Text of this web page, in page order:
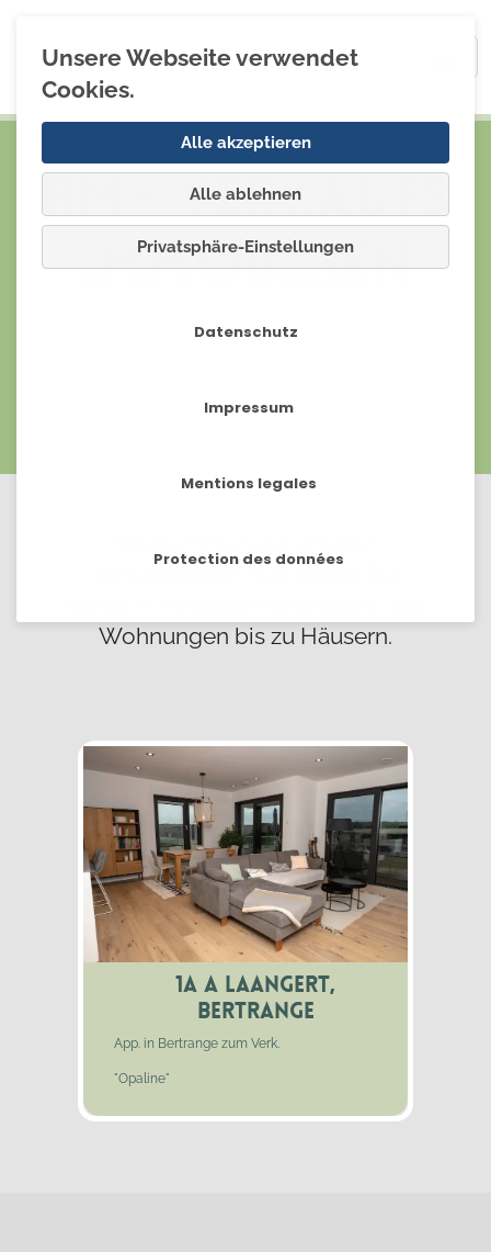
RM+ Verkaufs
immobilien
Entdecken Sie Ihr Zuhause:
langfristig investieren.
Wohnungen bis zu Häusern.
1A A Laangert,
Bertrange
App. in Bertrange zum Verk.
"Opaline"
Unsere Webseite verwendet
Cookies.
Alle akzeptieren
Alle ablehnen
Privatsphäre-Einstellungen
Datenschutz
Impressum
Mentions legales
Protection des données